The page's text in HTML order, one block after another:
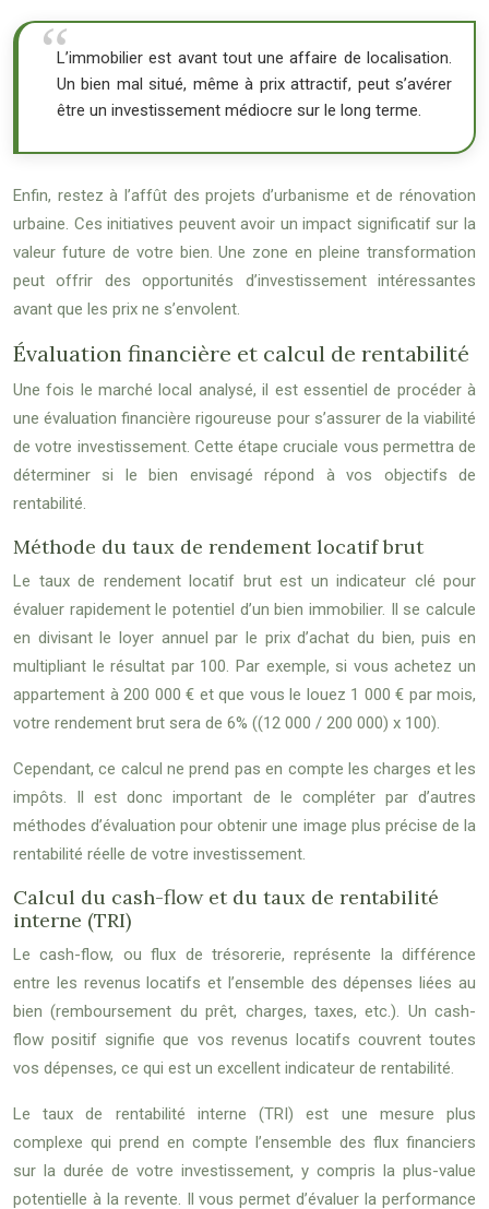
L’immobilier est avant tout une affaire de localisation.
Un bien mal situé, même à prix attractif, peut s’avérer
être un investissement médiocre sur le long terme.
Enfin, restez à l’affût des projets d’urbanisme et de rénovation
urbaine. Ces initiatives peuvent avoir un impact significatif sur la
valeur future de votre bien. Une zone en pleine transformation
peut offrir des opportunités d’investissement intéressantes
avant que les prix ne s’envolent.
Évaluation financière et calcul de rentabilité
Une fois le marché local analysé, il est essentiel de procéder à
une évaluation financière rigoureuse pour s’assurer de la viabilité
de votre investissement. Cette étape cruciale vous permettra de
déterminer si le bien envisagé répond à vos objectifs de
rentabilité.
Méthode du taux de rendement locatif brut
Le taux de rendement locatif brut est un indicateur clé pour
évaluer rapidement le potentiel d’un bien immobilier. Il se calcule
en divisant le loyer annuel par le prix d’achat du bien, puis en
multipliant le résultat par 100. Par exemple, si vous achetez un
appartement à 200 000 € et que vous le louez 1 000 € par mois,
votre rendement brut sera de 6% ((12 000 / 200 000) x 100).
Cependant, ce calcul ne prend pas en compte les charges et les
impôts. Il est donc important de le compléter par d’autres
méthodes d’évaluation pour obtenir une image plus précise de la
rentabilité réelle de votre investissement.
Calcul du cash-flow et du taux de rentabilité
interne (TRI)
Le cash-flow, ou flux de trésorerie, représente la différence
entre les revenus locatifs et l’ensemble des dépenses liées au
bien (remboursement du prêt, charges, taxes, etc.). Un cash-
flow positif signifie que vos revenus locatifs couvrent toutes
vos dépenses, ce qui est un excellent indicateur de rentabilité.
Le taux de rentabilité interne (TRI) est une mesure plus
complexe qui prend en compte l’ensemble des flux financiers
sur la durée de votre investissement, y compris la plus-value
potentielle à la revente. Il vous permet d’évaluer la performance